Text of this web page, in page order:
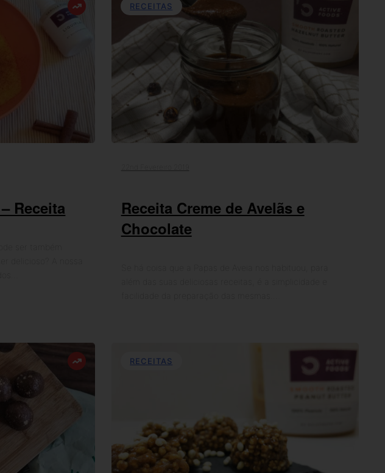
Receita
RECEITAS
Receita Creme de Avelãs e
Chocolate
RECEITAS